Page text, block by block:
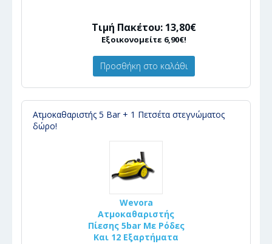
Τιμή Πακέτου: 13,80€
Εξοικονομείτε 6,90€!
Προσθήκη στο καλάθι
Ατμοκαθαριστής 5 Bar + 1 Πετσέτα στεγνώματος
δώρο!
Wevora
Ατμοκαθαριστής
Πίεσης 5bar Με Ρόδες
Και 12 Εξαρτήματα